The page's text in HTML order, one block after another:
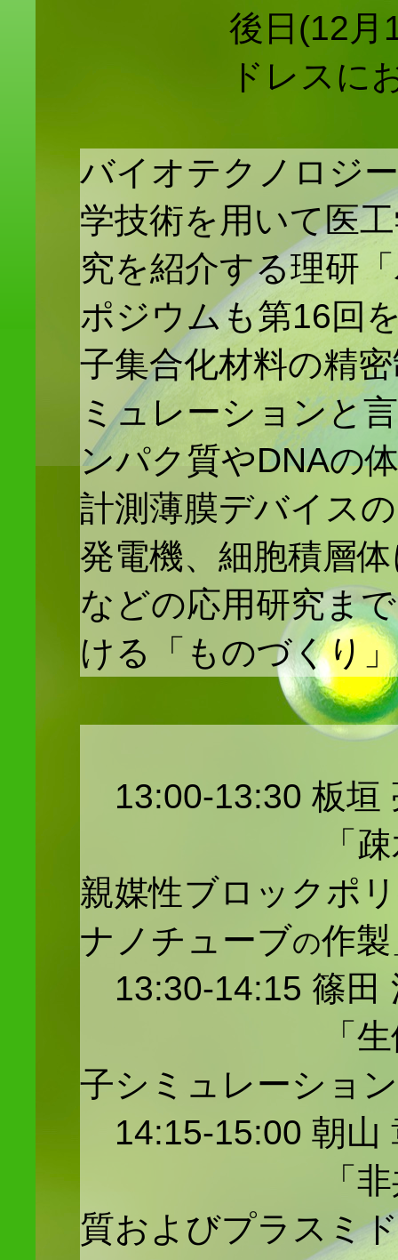
後日(12月
ドレスに
バイオテクノロジ
学技術を用いて医
究を紹介する理研
ポジウムも第16回
子集合化材料の精
ミュレーションと
ンパク質やDNAの
計測薄膜デバイス
発電機、細胞積層
などの応用研究ま
ける「ものづくり
13:00-13:30
「疎水性
親媒性ブロックポ
ナノチューブの作
13:30-14:15 篠
「生体分子
子シミュレーショ
14:15-15:00 朝
「非共有結
質およびプラスミ